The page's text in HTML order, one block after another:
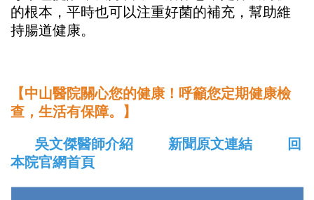
的根本，平時也可以注重好菌的補充，幫助維
持腸道健康。
【中山醫院關心您的健康！呼籲您定期健康檢
查，生活有保障。】
吳文傑醫師介紹
新聞原文連結
回
本院官網首頁